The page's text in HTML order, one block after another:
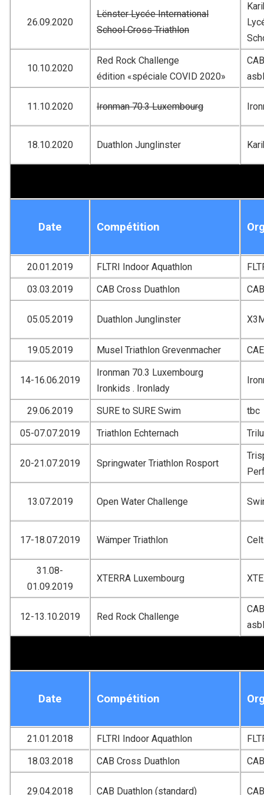
26.09.2020
Lënster Lycée International
School Cross Triathlon
10.10.2020
Red Rock Challenge
édition «spéciale COVID 2020»
asbl
11.10.2020 Ironman 70.3 Luxembourg
18.10.2020 Duathlon Junglinster
Date Compétition
20.01.2019 FLTRI Indoor Aquathlon
03.03.2019
CAB Cross Duathlon CAB
05.05.2019 Duathlon Junglinster
19.05.2019 Musel Triathlon Grevenmacher
14-16.06.2019
Ironman 70.3 Luxembourg
Ironkids . Ironlady
29.06.2019 SURE to SURE Swim
tbc
05-07.07.2019
Triathlon Echternach
20-21.07.2019 Springwater Triathlon Rosport
13.07.2019 Open Water Challenge
17-18.07.2019 Wämper Triathlon
31.08-
01.09.2019
XTERRA Luxembourg
12-13.10.2019 Red Rock Challenge
asbl
Date Compétition
21.01.2018 FLTRI Indoor Aquathlon
18.03.2018
CAB Cross Duathlon CAB
29.04.2018 CAB Duathlon (standard) CAB